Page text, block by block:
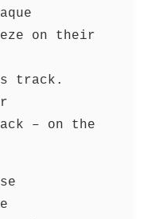
on their
track.
– on the